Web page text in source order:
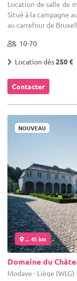
Location de salle de
Situé à la campagne
au carrefour de
10-70
Location dès250 €
Contacter
NOUVEAU
... 45 km
Domaine du
Modave - Liège (WLG)